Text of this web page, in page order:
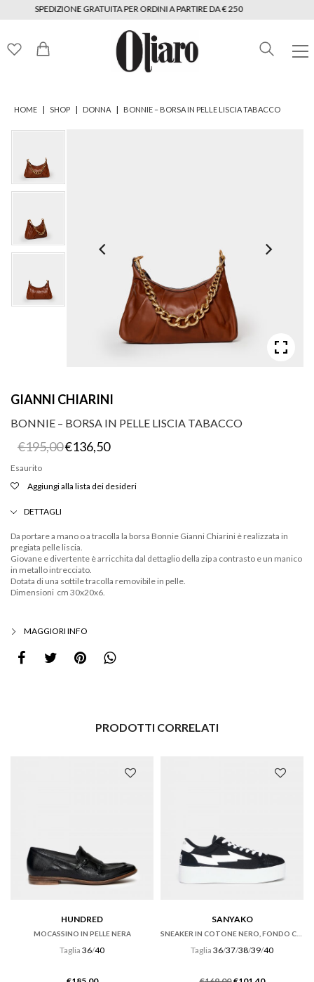
SPEDIZIONE GRATUITA PER ORDINI A PARTIRE DA € 250
HOME | SHOP | DONNA | BONNIE – BORSA IN PELLE LISCIA TABACCO
GIANNI CHIARINI
BONNIE – BORSA IN PELLE LISCIA TABACCO
€195,00 Il
prezzo
€195,00.
€136,50Il
prezzo
€136,50.
Esaurito
Aggiungi alla lista dei desideri
DETTAGLI
Da portare a mano o a tracolla la borsa Bonnie Gianni Chiarini è realizzata in
pregiata pelle liscia.
Giovane e divertente è arricchita dal dettaglio della zip a contrasto e un manico
in metallo intrecciato.
Dotata di una sottile tracolla removibile in pelle.
Dimensioni cm 30x20x6.
MAGGIORI INFO
PRODOTTI CORRELATI
HUNDRED
MOCASSINO IN PELLE NERA
Taglia 36/40
SANYAKO
Taglia 36/37/38/39/40